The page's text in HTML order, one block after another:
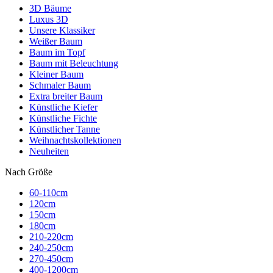
3D Bäume
Luxus 3D
Unsere Klassiker
Weißer Baum
Baum im Topf
Baum mit Beleuchtung
Kleiner Baum
Schmaler Baum
Extra breiter Baum
Künstliche Kiefer
Künstliche Fichte
Künstlicher Tanne
Weihnachtskollektionen
Neuheiten
Nach Größe
60-110cm
120cm
150cm
180cm
210-220cm
240-250cm
270-450cm
400-1200cm